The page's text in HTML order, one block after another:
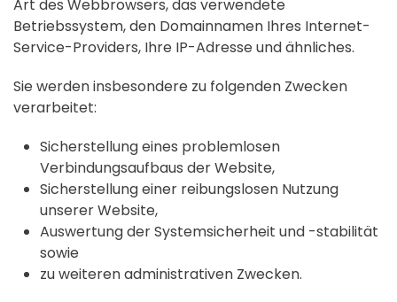
Art des Webbrowsers, das verwendete
Betriebssystem, den Domainnamen Ihres Internet-
Service-Providers, Ihre IP-Adresse und ähnliches.
Sie werden insbesondere zu folgenden Zwecken
verarbeitet:
Sicherstellung eines problemlosen
Verbindungsaufbaus der Website,
Sicherstellung einer reibungslosen Nutzung
unserer Website,
Auswertung der Systemsicherheit und -stabilität
sowie
zu weiteren administrativen Zwecken.